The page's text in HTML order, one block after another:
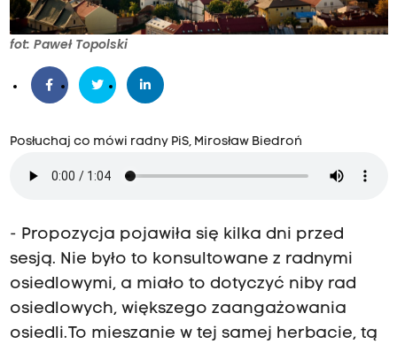
fot: Paweł Topolski
Posłuchaj co mówi radny PiS, Mirosław Biedroń
- Propozycja pojawiła się kilka dni przed
sesją. Nie było to konsultowane z radnymi
osiedlowymi, a miało to dotyczyć niby rad
osiedlowych, większego zaangażowania
osiedli. To mieszanie w tej samej herbacie, tą